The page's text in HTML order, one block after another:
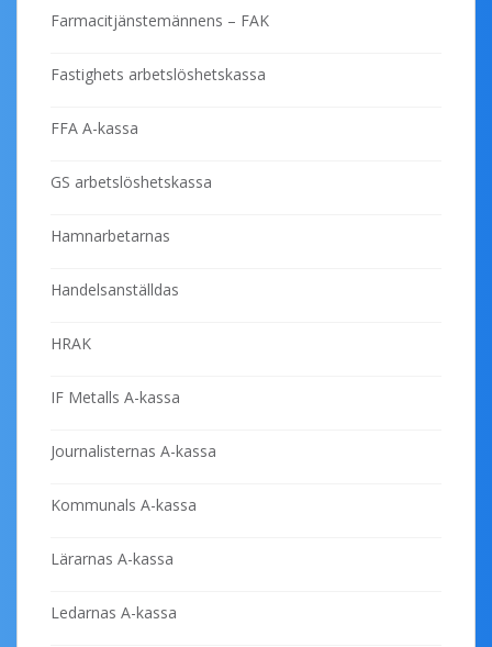
Farmacitjänstemännens – FAK
Fastighets arbetslöshetskassa
FFA A-kassa
GS arbetslöshetskassa
Hamnarbetarnas
Handelsanställdas
HRAK
IF Metalls A-kassa
Journalisternas A-kassa
Kommunals A-kassa
Lärarnas A-kassa
Ledarnas A-kassa